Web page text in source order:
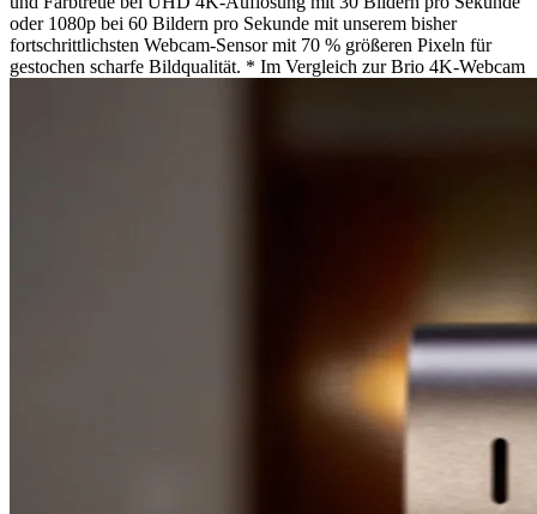
oder 1080p bei 60 Bildern pro Sekunde mit unserem bisher
fortschrittlichsten Webcam-Sensor mit 70 % größeren Pixeln für
gestochen scharfe Bildqualität. * Im Vergleich zur Brio 4K-Webcam